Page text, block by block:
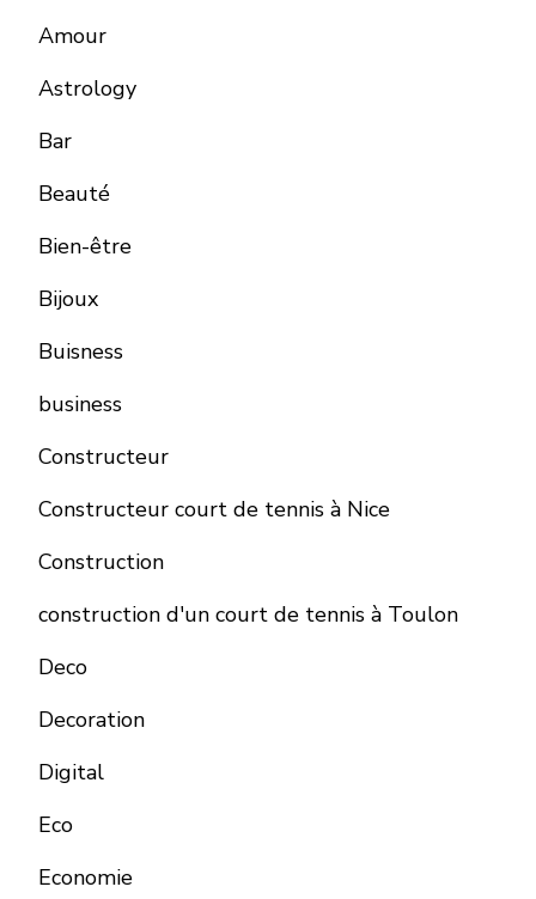
Amour
Astrology
Bar
Beauté
Bien-être
Bijoux
Buisness
business
Constructeur
Constructeur court de tennis à Nice
Construction
construction d'un court de tennis à Toulon
Deco
Decoration
Digital
Eco
Economie